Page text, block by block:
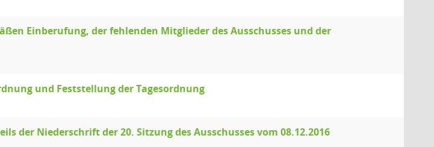
Einberufung, der fehlenden Mitglieder des Ausschusses und der
und Feststellung der Tagesordnung
der Niederschrift der 20. Sitzung des Ausschusses vom 08.12.2016